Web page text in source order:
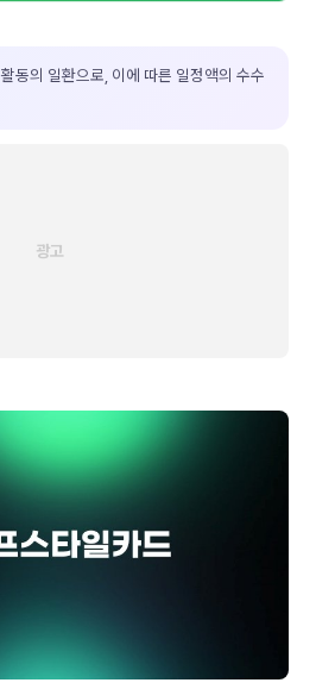
활동의 일환으로, 이에 따른 일정액의 수수